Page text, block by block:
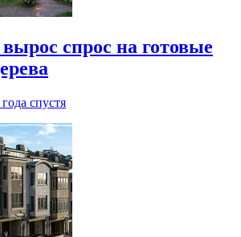
спрос на готовые
года спустя